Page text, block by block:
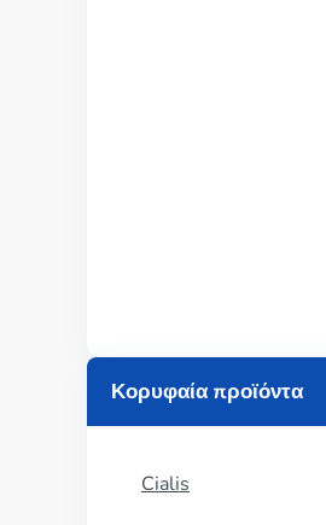
Κορυφαία προϊόντα
Cialis